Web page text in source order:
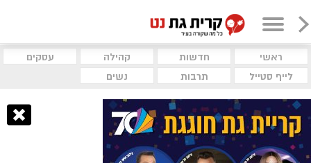
ראשי חדשות קהילה
עסקים
לייף סטייל
תרבות נשים